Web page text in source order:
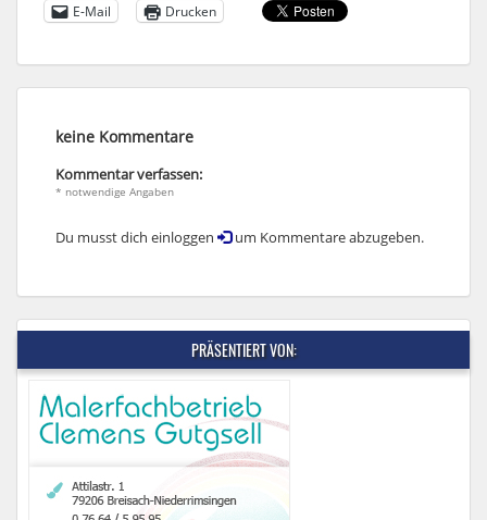
E-Mail
Drucken
keine Kommentare
Kommentar verfassen:
* notwendige Angaben
Du musst dich einloggen um Kommentare abzugeben.
PRÄSENTIERT VON: